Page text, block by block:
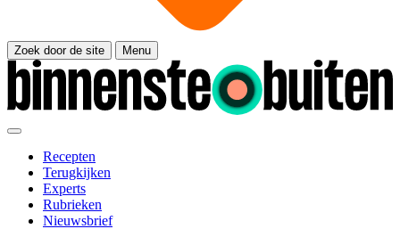
Zoek door de site Menu
Recepten
Terugkijken
Experts
Rubrieken
Nieuwsbrief